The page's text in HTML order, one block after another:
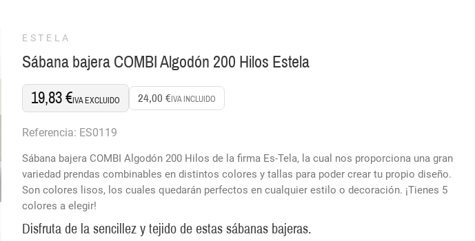
ESTELA
Sábana bajera COMBI Algodón 200 Hilos Estela
19,83 € IVA EXCLUIDO 24,00 € IVA INCLUIDO
Referencia: ES0119
Sábana bajera COMBI Algodón 200 Hilos de la firma Es-Tela, la cual nos proporciona una gran
variedad prendas combinables en distintos colores y tallas para poder crear tu propio diseño.
Son colores lisos, los cuales quedarán perfectos en cualquier estilo o decoración. ¡Tienes 5
colores a elegir!
Disfruta de la sencillez y tejido de estas sábanas bajeras.